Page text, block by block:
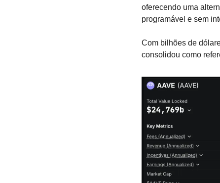
oferecendo uma
programável e sem
Com bilhões de
consolidou como